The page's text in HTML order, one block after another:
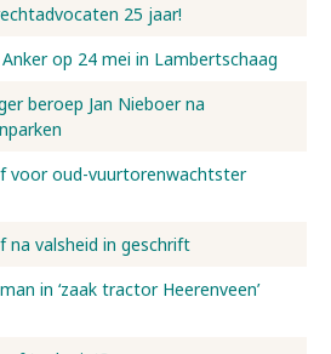
25 jaar!
op 24 mei in Lambertschaag
beroep Jan Nieboer na
voor oud-vuurtorenwachtster
na valsheid in geschrift
in ‘zaak tractor Heerenveen’